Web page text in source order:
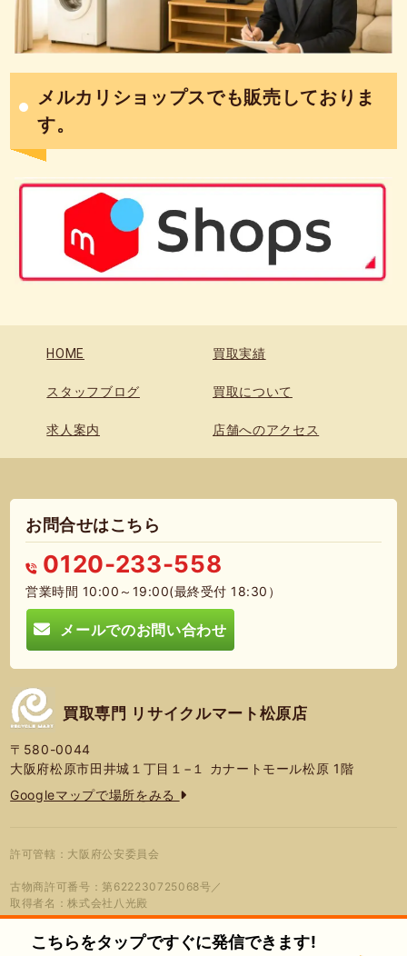
メルカリショップスでも販売しておりま
す。
HOME 買取実績
スタッフブログ 買取について
求人案内 店舗へのアクセス
お問合せはこちら
0120-233-558
営業時間 10:00～19:00(最終受付 18:30）
メールでのお問い合わせ
買取専門 リサイクルマート松原店
〒580-0044
大阪府松原市田井城１丁目１−１ カナートモール松原 1階
Googleマップで場所をみる
許可管轄：大阪府公安委員会
古物商許可番号：第622230725068号／
取得者名：株式会社八光殿
こちらをタップですぐに発信できます!